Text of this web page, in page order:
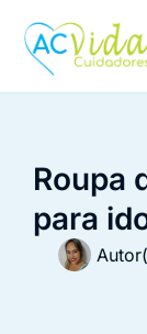
Roupa
para